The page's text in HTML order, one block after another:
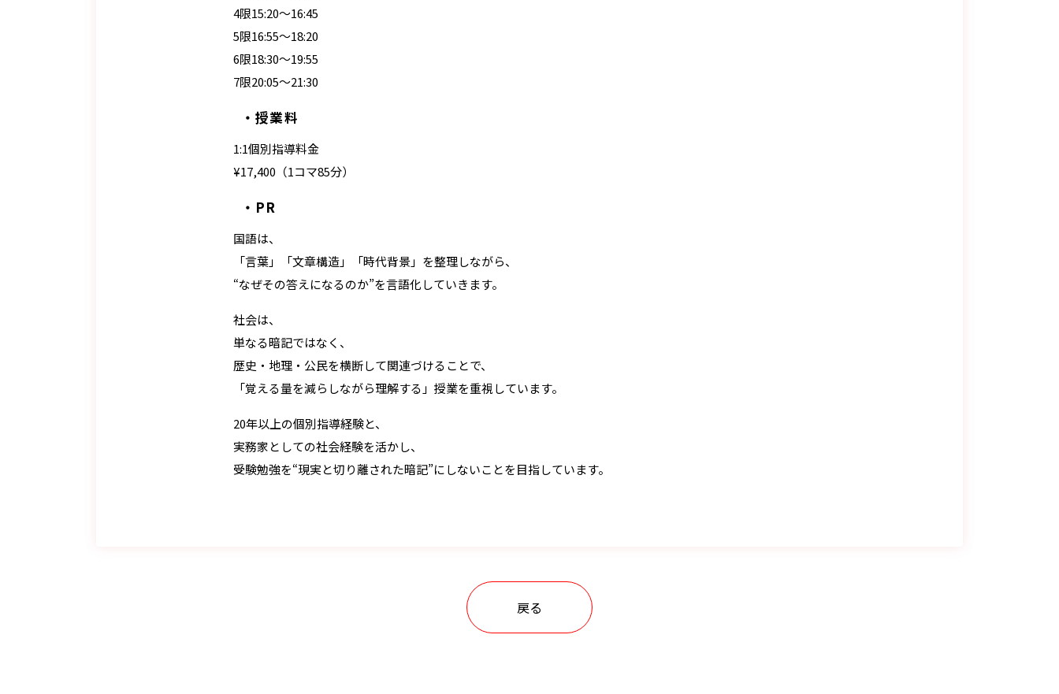
4限15:20〜16:45
5限16:55〜18:20
6限18:30〜19:55
7限20:05〜21:30
授業料
1:1個別指導料金
¥17,400（1コマ85分）
PR
国語は、
「言葉」「文章構造」「時代背景」を整理しながら、
“なぜその答えになるのか”を言語化していきます。
社会は、
単なる暗記ではなく、
歴史・地理・公民を横断して関連づけることで、
「覚える量を減らしながら理解する」授業を重視しています。
20年以上の個別指導経験と、
実務家としての社会経験を活かし、
受験勉強を“現実と切り離された暗記”にしないことを目指しています。
戻る